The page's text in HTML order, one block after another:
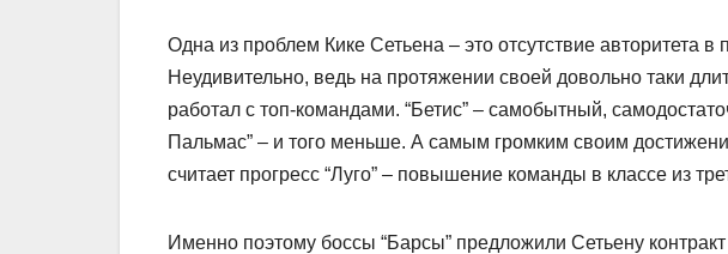
Одна из проблем Кике Сетьена – это отсутствие авторитета в
Неудивительно, ведь на протяжении своей довольно таки
работал с топ-командами. “Бетис” – самобытный,
Пальмас” – и того меньше. А самым громким своим
считает прогресс “Луго” – повышение команды в классе из
Именно поэтому боссы “Барсы” предложили Сетьену